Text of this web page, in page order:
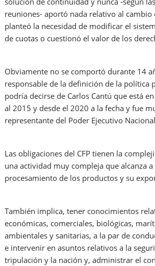
reuniones- aportó nada relativo al cambio
planteó la necesidad de modificar el
de cuotas o cuestionó el valor de los
Obviamente no se comportó durante 14
responsable de la definición de la política
podría decirse de Carlos Cantú que está
al 2015 y desde el 2020 a la fecha y fue
representante del Poder Ejecutivo
Las obligaciones del CFP tienen la
una actividad muy compleja que alcanza
procesamiento de los productos y su
También implica, tener conocimientos
económicas, comerciales, biológicas,
ambientales y sanitarias, a la par de
e intervenir en asuntos relativos a la
tripulación y la nación y, administrar el